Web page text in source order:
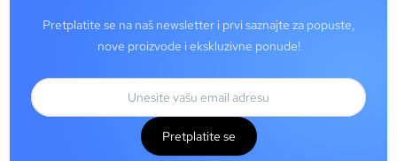
Pretplatite se na naš newsletter i prvi saznajte za popuste,
nove proizvode i ekskluzivne ponude!
Pretplatite se